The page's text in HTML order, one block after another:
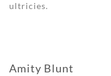
ultricies.
Amity Blunt